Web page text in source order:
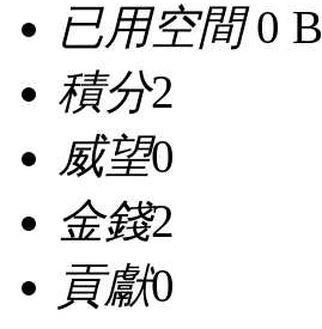
已用空間0 B
積分2
威望0
金錢2
貢獻0